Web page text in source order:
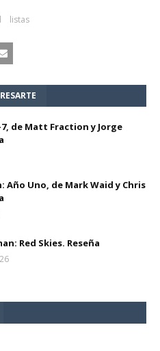
listas
de Matt Fraction y Jorge
Año Uno, de Mark Waid y Chris
Red Skies. Reseña